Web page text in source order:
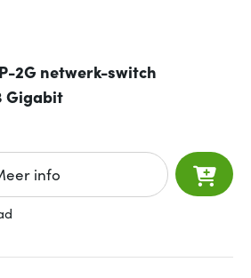
2G netwerk-switch
Gigabit
info